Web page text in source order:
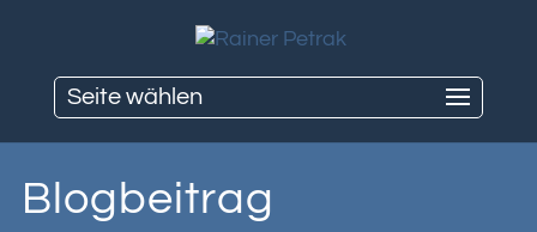
Seite wählen
Blogbeitrag